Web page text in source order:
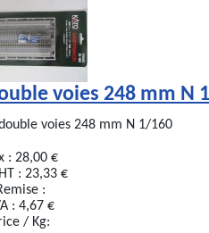
voies 248 mm N
voies 248 mm N 1/160
:28,00 €
:23,33 €
:
:4,67 €
/ Kg: